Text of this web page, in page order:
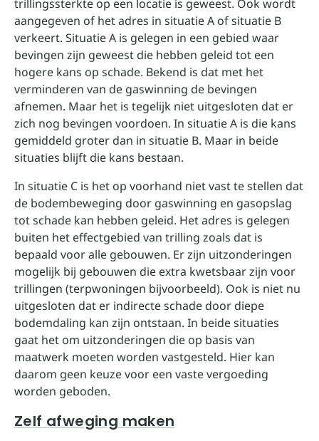
trillingssterkte op een locatie is geweest. Ook wordt
aangegeven of het adres in situatie A of situatie B
verkeert. Situatie A is gelegen in een gebied waar
bevingen zijn geweest die hebben geleid tot een
hogere kans op schade. Bekend is dat met het
verminderen van de gaswinning de bevingen
afnemen. Maar het is tegelijk niet uitgesloten dat er
zich nog bevingen voordoen. In situatie A is die kans
gemiddeld groter dan in situatie B. Maar in beide
situaties blijft die kans bestaan.
In situatie C is het op voorhand niet vast te stellen dat
de bodembeweging door gaswinning en gasopslag
tot schade kan hebben geleid. Het adres is gelegen
buiten het effectgebied van trilling zoals dat is
bepaald voor alle gebouwen. Er zijn uitzonderingen
mogelijk bij gebouwen die extra kwetsbaar zijn voor
trillingen (terpwoningen bijvoorbeeld). Ook is niet nu
uitgesloten dat er indirecte schade door diepe
bodemdaling kan zijn ontstaan. In beide situaties
gaat het om uitzonderingen die op basis van
maatwerk moeten worden vastgesteld. Hier kan
daarom geen keuze voor een vaste vergoeding
worden geboden.
Zelf afweging maken